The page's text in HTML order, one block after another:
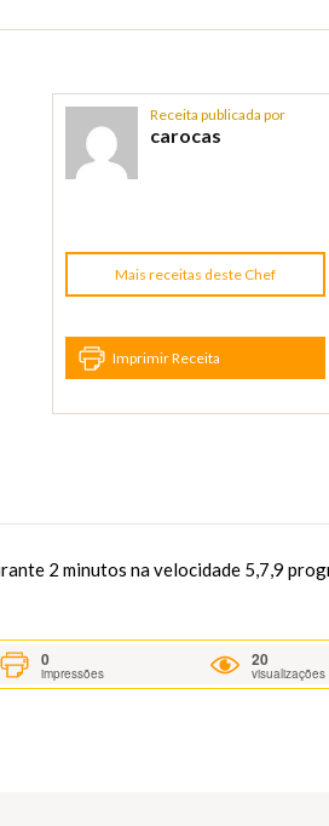
Receita publicada por
carocas
Mais receitas deste Chef
Imprimir Receita
2 minutos na velocidade 5,7,9
0
impressões
20
visualizações